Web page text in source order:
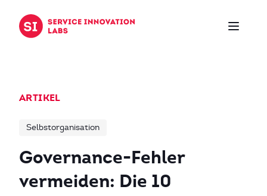
ARTIKEL
Selbstorganisation
Governance-Fehler
vermeiden: Die 10